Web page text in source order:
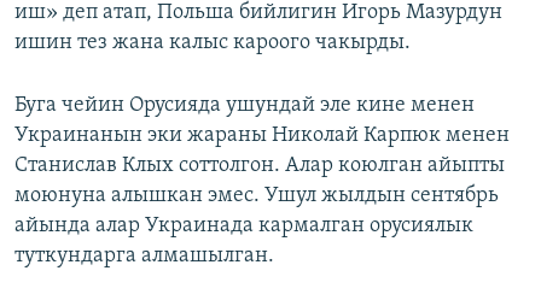
иш» деп атап, Польша бийлигин Игорь Мазурдун
ишин тез жана калыс кароого чакырды.
Буга чейин Орусияда ушундай эле кине менен
Украинанын эки жараны Николай Карпюк менен
Станислав Клых соттолгон. Алар коюлган айыпты
моюнуна алышкан эмес. Ушул жылдын сентябрь
айында алар Украинада кармалган орусиялык
туткундарга алмашылган.